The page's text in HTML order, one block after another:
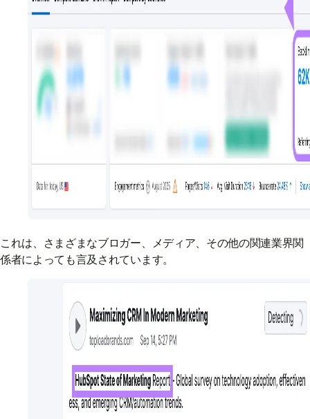
これは、さまざまなブロガー、メディア、その他の関連業界関
係者によっても言及されています。